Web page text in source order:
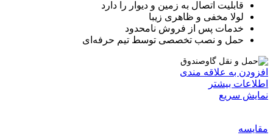
قابلیت اتصال به زمین و دیوار را دارد
لولا مخفی و ظاهری زیبا
خدمات پس از فروش نامحدود
حمل و نصب تخصصی توسط تیم حرفه‌ای
افزودن به علاقه مندی
اطلاعات بیشتر
نمایش سریع
مقايسه